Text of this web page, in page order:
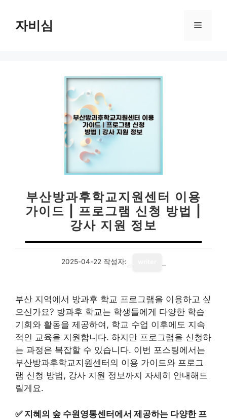
자비심 메
부산방과후학교지원센터 이용
가이드 | 프로그램 신청 방법 |
강사 지원 정보
2025-04-22 작성자:
부산 지역에서 방과후 학교 프로그램을 이용하고 싶
으신가요? 방과후 학교는 학생들에게 다양한 학습
기회와 활동을 제공하여, 학교 수업 이후에도 지속
적인 교육을 지원합니다. 하지만 프로그램을 신청하
는 과정은 복잡할 수 있습니다. 이번 포스팅에서는
부산방과후학교지원센터의 이용 가이드와 프로그
램 신청 방법, 강사 지원 정보까지 자세히 안내해드
릴게요.
✅ 지혜의 숲 수원영통센터에서 제공하는 다양한 프